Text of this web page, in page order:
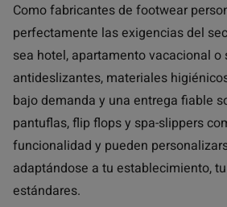
Como fabricantes de footwear
perfectamente las exigencias del
sea hotel, apartamento vacacional o
antideslizantes, materiales
bajo demanda y una entrega fiable
pantuflas, flip flops y spa-slippers
funcionalidad y pueden
adaptándose a tu establecimiento,
estándares.